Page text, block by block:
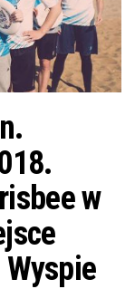
ę
w